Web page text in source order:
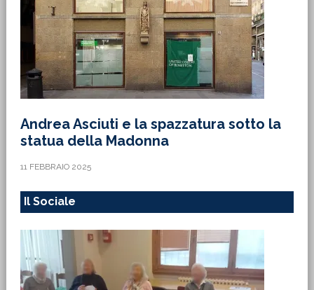
Andrea Asciuti e la spazzatura sotto la
statua della Madonna
11 FEBBRAIO 2025
Il Sociale